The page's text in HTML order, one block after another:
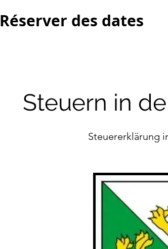
Réserver des dates
Steuern in
Steuererklärung